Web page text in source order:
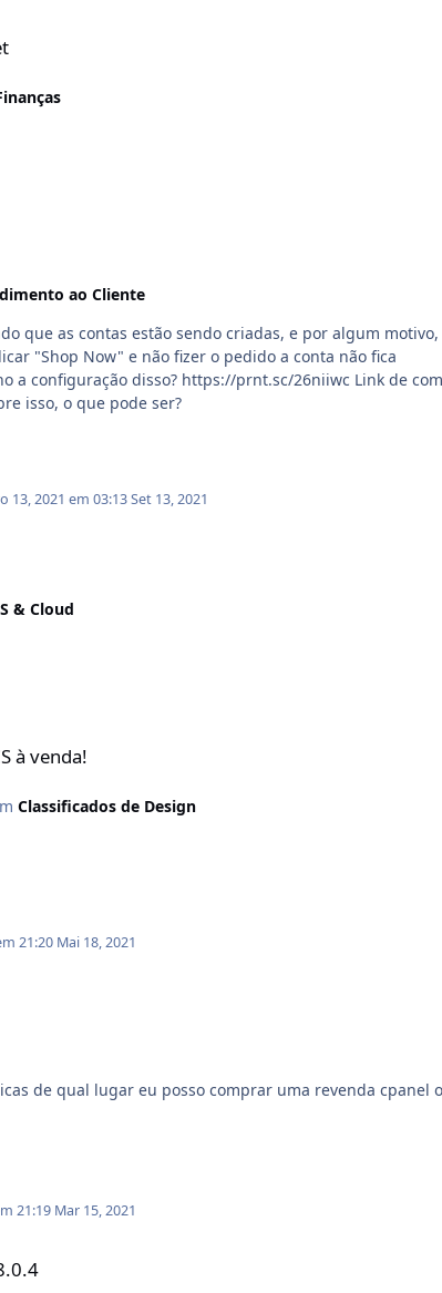
ao Cliente
que as contas estão sendo criadas, e por algum motivo,
"Shop Now" e não fizer o pedido a conta não fica
prnt.sc/26niiwc Link de como
Não achei nada sobre isso, o que pode ser?
13, 2021 em 03:13Set 13, 2021
& Cloud
à venda!
Classificados de Design
21:20 Mai 18, 2021
21:19 Mar 15, 2021